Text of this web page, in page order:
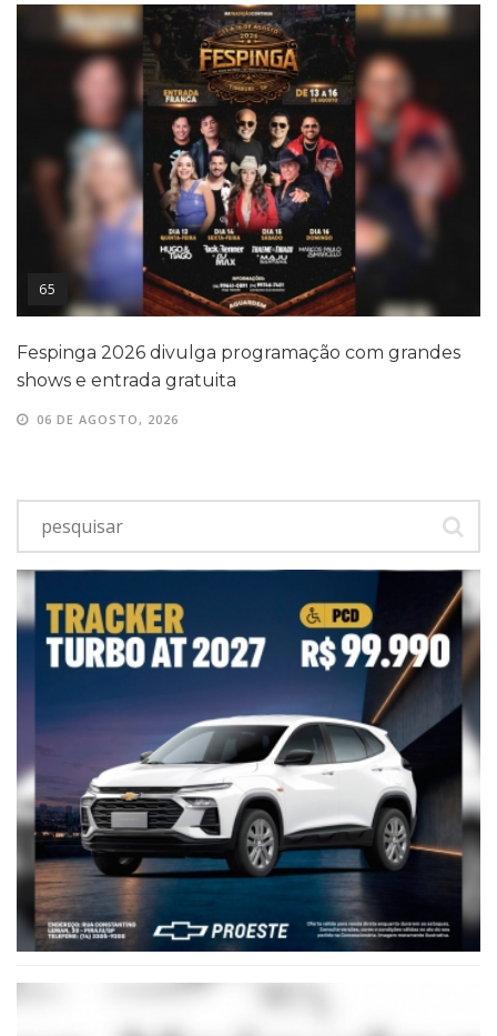
65
Fespinga 2026 divulga programação com grandes
shows e entrada gratuita
06 DE AGOSTO, 2026